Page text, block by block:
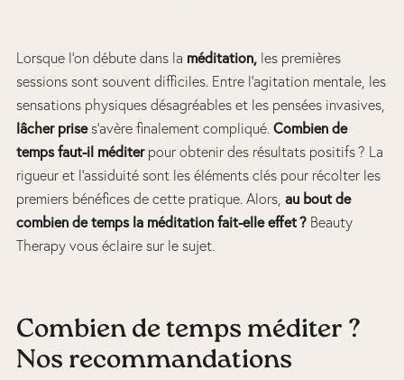
Lorsque l’on débute dans la méditation,les premières
sessions sont souvent difficiles. Entre l’agitation mentale, les
sensations physiques désagréables et les pensées invasives,
lâcher prises’avère finalement compliqué. Combien de
temps faut-il méditerpour obtenir des résultats positifs ? La
rigueur et l’assiduité sont les éléments clés pour récolter les
premiers bénéfices de cette pratique. Alors, au bout de
combien de temps la méditation fait-elle effet ? Beauty
Therapy vous éclaire sur le sujet.
Combien de temps méditer ?
Nos recommandations